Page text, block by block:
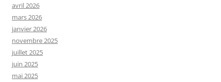
avril 2026
mars 2026
janvier 2026
novembre 2025
juillet 2025
juin 2025
mai 2025